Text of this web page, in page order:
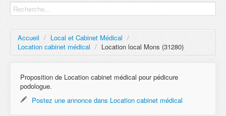
Accueil / Local et Cabinet Médical /
Location cabinet médical / Location local Mons (31280)
Proposition de Location cabinet médical pour pédicure
podologue.
Postez une annonce dans Location cabinet médical